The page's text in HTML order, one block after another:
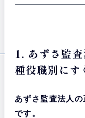
1. あずさ監
種役職別にす
あずさ監査法人
です。